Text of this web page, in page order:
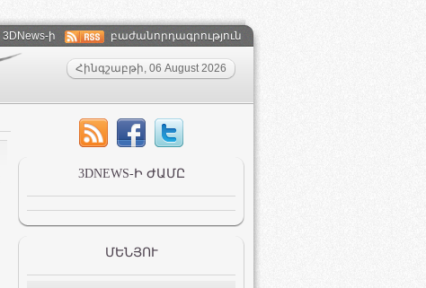
3DNews-ի բաժանորդագրություն
Հինգշաբթի, 06 August 2026
3DNEWS-Ի ԺԱՄԸ
ՄԵՆՅՈՒ